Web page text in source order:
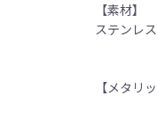
【素材】
ステンレ
【メタリ